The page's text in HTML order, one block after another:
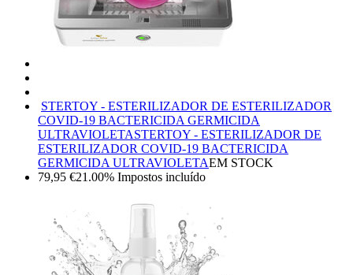
STERTOY - ESTERILIZADOR DE ESTERILIZADOR
COVID-19 BACTERICIDA GERMICIDA
ULTRAVIOLETASTERTOY - ESTERILIZADOR DE
ESTERILIZADOR COVID-19 BACTERICIDA
GERMICIDA ULTRAVIOLETAEM STOCK
79,95 €21.00% Impostos incluído